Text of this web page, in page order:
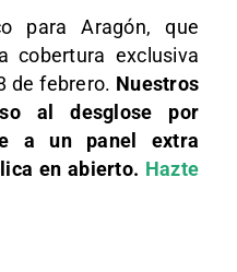
para Aragón, que
cobertura exclusiva
de febrero. Nuestros
al desglose por
a un panel extra
en abierto. Hazte